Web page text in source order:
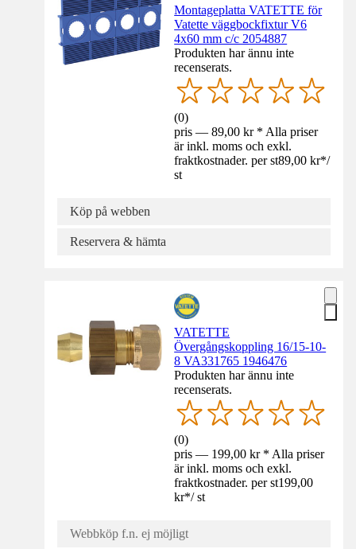
Montageplatta VATETTE för
Vatette väggbockfixtur V6
4x60 mm c/c 2054887
Produkten har ännu inte
recenserats.
(0)
pris — 89,00 kr * Alla priser
är inkl. moms och exkl.
fraktkostnader. per st89,00 kr*/
st
Köp på webben
Reservera & hämta
VATETTE
Övergångskoppling 16/15-10-
8 VA331765 1946476
Produkten har ännu inte
recenserats.
(0)
pris — 199,00 kr * Alla priser
är inkl. moms och exkl.
fraktkostnader. per st199,00
kr*/ st
Webbköp f.n. ej möjligt